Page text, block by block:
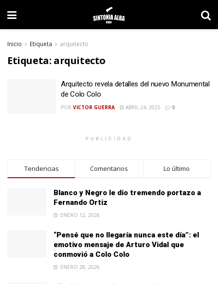
Inicio Etiqueta arquitecto
Etiqueta: arquitecto
Arquitecto revela detalles del nuevo Monumental
de Colo Colo
POR VICTOR GUERRA ABRIL 24, 2025 0
PUBLICIDAD
Tendencias Comentarios Lo último
Blanco y Negro le dio tremendo portazo a
Fernando Ortiz
ENERO 12, 2026
“Pensé que no llegaría nunca este día”: el
emotivo mensaje de Arturo Vidal que
conmovió a Colo Colo
ENERO 28, 2026